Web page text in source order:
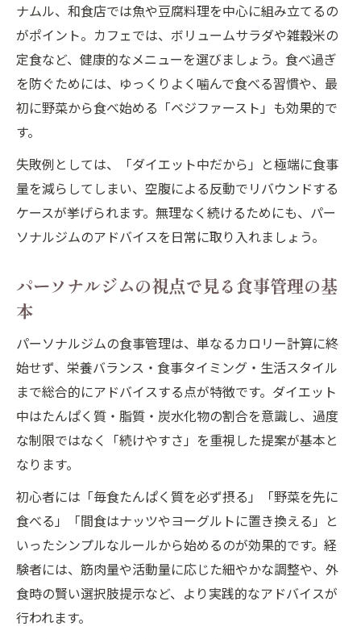
ナムル、和食店では魚や豆腐料理を中心に組み立てるの
がポイント。カフェでは、ボリュームサラダや雑穀米の
定食など、健康的なメニューを選びましょう。食べ過ぎ
を防ぐためには、ゆっくりよく噛んで食べる習慣や、最
初に野菜から食べ始める「ベジファースト」も効果的で
す。
失敗例としては、「ダイエット中だから」と極端に食事
量を減らしてしまい、空腹による反動でリバウンドする
ケースが挙げられます。無理なく続けるためにも、パー
ソナルジムのアドバイスを日常に取り入れましょう。
パーソナルジムの視点で見る食事管理の基
本
パーソナルジムの食事管理は、単なるカロリー計算に終
始せず、栄養バランス・食事タイミング・生活スタイル
まで総合的にアドバイスする点が特徴です。ダイエット
中はたんぱく質・脂質・炭水化物の割合を意識し、過度
な制限ではなく「続けやすさ」を重視した提案が基本と
なります。
初心者には「毎食たんぱく質を必ず摂る」「野菜を先に
食べる」「間食はナッツやヨーグルトに置き換える」と
いったシンプルなルールから始めるのが効果的です。経
験者には、筋肉量や活動量に応じた細やかな調整や、外
食時の賢い選択肢提示など、より実践的なアドバイスが
行われます。